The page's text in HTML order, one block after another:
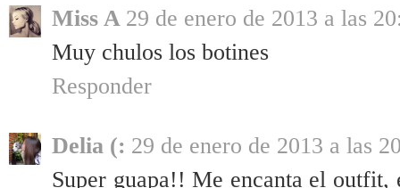
Miss A 29 de enero de 2013 a las
Muy chulos los botines
Responder
Delia (: 29 de enero de 2013 a las
Super guapa!! Me encanta el